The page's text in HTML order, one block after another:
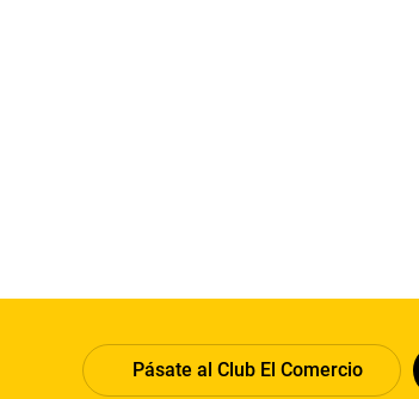
Pásate al Club El Comercio